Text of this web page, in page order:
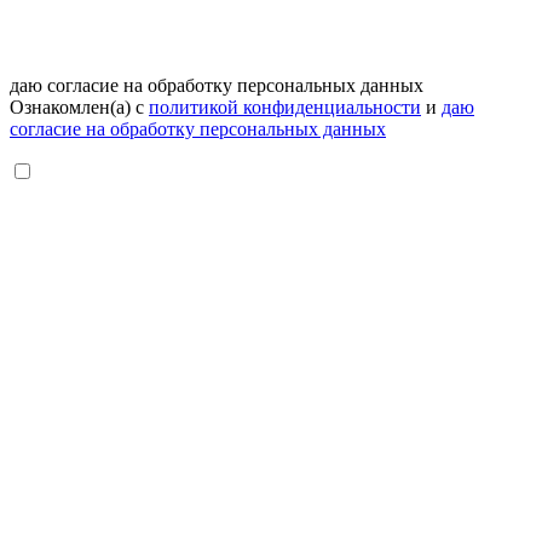
даю согласие на обработку персональных данных
Ознакомлен(а) с политикой конфиденциальности и даю
согласие на обработку персональных данных